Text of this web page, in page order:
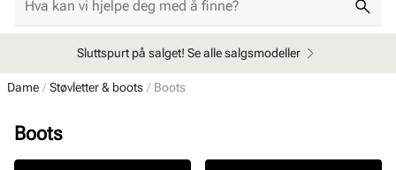
Sluttspurt på salget! Se alle salgsmodeller
Dame Støvletter & boots Boots
Boots